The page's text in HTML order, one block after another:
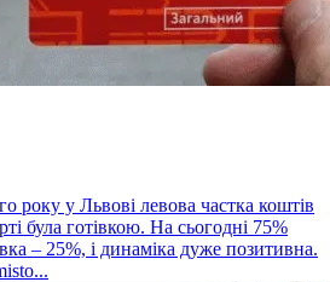
року у Львові левова частка коштів
була готівкою. На сьогодні 75%
– 25%, і динаміка дуже позитивна.